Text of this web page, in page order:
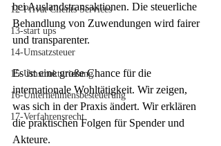
12-Privat Clients Services
13-start ups
14-Umsatzsteuer
15-Umstrukturierung
16-Unternehmensbesteuerung
17-Verfahrensrecht
bei Auslandstransaktionen. Die steuerliche
Behandlung von Zuwendungen wird fairer
und transparenter.
Es ist eine große Chance für die
internationale Wohltätigkeit. Wir zeigen,
was sich in der Praxis ändert. Wir erklären
die praktischen Folgen für Spender und
Akteure.